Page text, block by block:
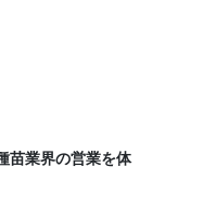
苗業界の営業を体